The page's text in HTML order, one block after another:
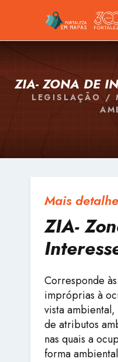
ZIA- ZONA DE
LEGISLAÇÃO /
Mais
ZIA-
Corresponde
impróprias à
vista
de atributos
nas quais a
forma